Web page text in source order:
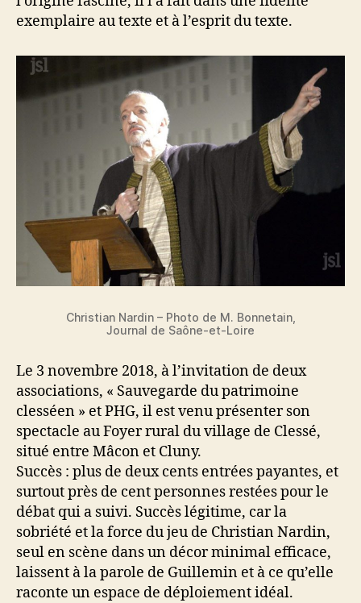
exemplaire au texte et à l’esprit du texte.
Christian Nardin – Photo de M. Bonnetain,
Journal de Saône-et-Loire
Le 3 novembre 2018, à l’invitation de deux
associations, « Sauvegarde du patrimoine
clesséen » et PHG, il est venu présenter son
spectacle au Foyer rural du village de Clessé,
situé entre Mâcon et Cluny.
Succès : plus de deux cents entrées payantes, et
surtout près de cent personnes restées pour le
débat qui a suivi. Succès légitime, car la
sobriété et la force du jeu de Christian Nardin,
seul en scène dans un décor minimal efficace,
laissent à la parole de Guillemin et à ce qu’elle
raconte un espace de déploiement idéal.